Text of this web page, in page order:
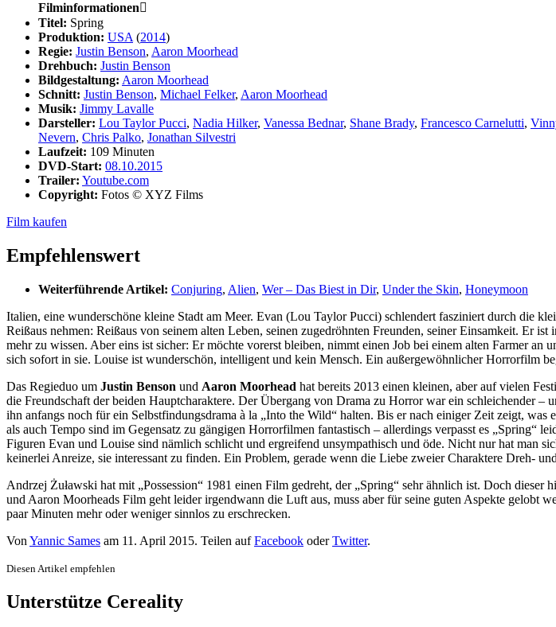
Filminformationen
Titel: Spring
Produktion: USA (2014)
Regie: Justin Benson, Aaron Moorhead
Drehbuch: Justin Benson
Bildgestaltung: Aaron Moorhead
Schnitt: Justin Benson, Michael Felker, Aaron Moorhead
Musik: Jimmy Lavalle
Darsteller: Lou Taylor Pucci, Nadia Hilker, Vanessa Bednar, Shane Brady, Francesco Carnelutti,
Nevern, Chris Palko, Jonathan Silvestri
Laufzeit: 109 Minuten
DVD-Start: 08.10.2015
Trailer: Youtube.com
Copyright: Fotos © XYZ Films
Film kaufen
Empfehlenswert
Weiterführende Artikel: Conjuring, Alien, Wer – Das Biest in Dir, Under the Skin, Honeymoon
Italien, eine wunderschöne kleine Stadt am Meer. Evan (Lou Taylor Pucci) schlendert fasziniert durch die
Reißaus nehmen: Reißaus von seinem alten Leben, seinen zugedröhnten Freunden, seiner Einsamkeit. Er
mehr zu wissen. Aber eins ist sicher: Er möchte vorerst bleiben, nimmt einen Job bei einem alten Farmer
sich sofort in sie. Louise ist wunderschön, intelligent und kein Mensch. Ein außergewöhnlicher Horrorfilm
Das Regieduo um Justin Benson und Aaron Moorhead hat bereits 2013 einen kleinen, aber auf vielen
die Freundschaft der beiden Hauptcharaktere. Der Übergang von Drama zu Horror war ein schleichender –
ihn anfangs noch für ein Selbstfindungsdrama à la „Into the Wild“ halten. Bis er nach einiger Zeit zeigt,
als auch Tempo sind im Gegensatz zu gängigen Horrorfilmen fantastisch – allerdings verpasst es „Spring“
Figuren Evan und Louise sind nämlich schlicht und ergreifend unsympathisch und öde. Nicht nur hat man
keinerlei Anreize, sie interessant zu finden. Ein Problem, gerade wenn die Liebe zweier Charaktere Dreh-
Andrzej Żuławski hat mit „Possession“ 1981 einen Film gedreht, der „Spring“ sehr ähnlich ist. Doch
und Aaron Moorheads Film geht leider irgendwann die Luft aus, muss aber für seine guten Aspekte gelobt
paar Minuten mehr oder weniger sinnlos zu erschrecken.
Von Yannic Sames am 11. April 2015. Teilen aufFacebook oderTwitter.
Diesen Artikel empfehlen
Unterstütze Cereality